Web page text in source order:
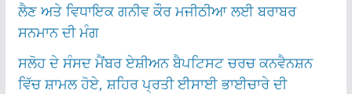
ਲੈਣ ਅਤੇ ਵਿਧਾਇਕ ਗਨੀਵ ਕੌਰ ਮਜੀਠੀਆ ਲਈ ਬਰਾਬਰ
ਸਨਮਾਨ ਦੀ ਮੰਗ
ਸਲੋਹ ਦੇ ਸੰਸਦ ਮੈਂਬਰ ਏਸ਼ੀਅਨ ਬੈਪਟਿਸਟ ਚਰਚ ਕਨਵੈਨਸ਼ਨ
ਵਿੱਚ ਸ਼ਾਮਲ ਹੋਏ, ਸ਼ਹਿਰ ਪ੍ਰਤੀ ਈਸਾਈ ਭਾਈਚਾਰੇ ਦੀ